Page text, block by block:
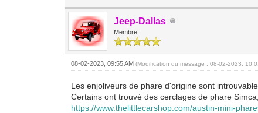
Jeep-Dallas
Membre
08-02-2023, 09:55 AM(Modification du message : 08-02-2023,
Les enjoliveurs de phare d'origine sont
Certains ont trouvé des cerclages de phare
https://www.thelittlecarshop.com/austin-mini-